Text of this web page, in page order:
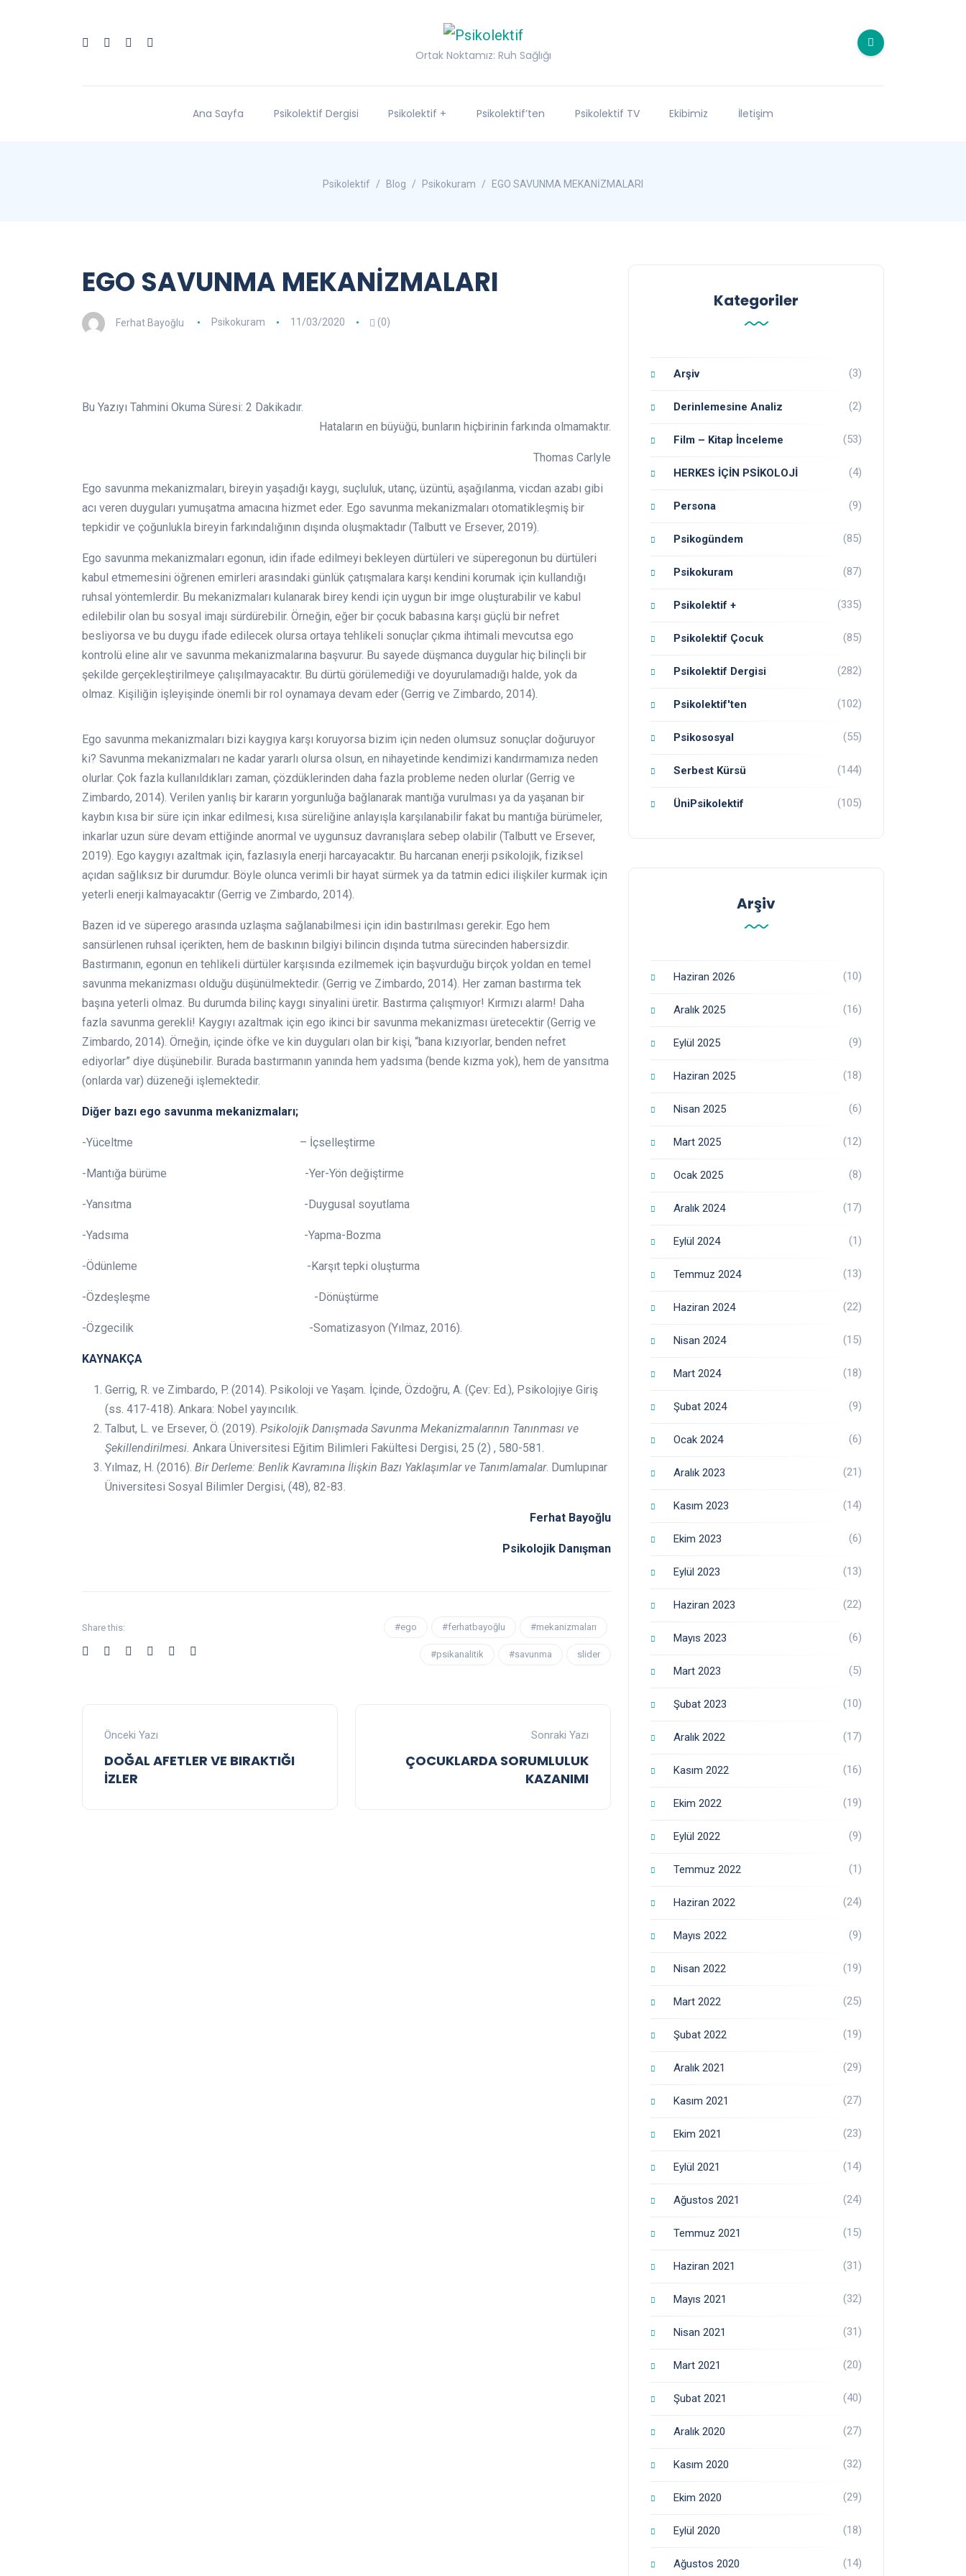
Ortak Noktamız: Ruh Sağlığı
Ana Sayfa Psikolektif Dergisi Psikolektif + Psikolektif’ten Psikolektif TV Ekibimiz İletişim
Psikolektif Blog Psikokuram EGO SAVUNMA MEKANİZMALARI
EGO SAVUNMA MEKANİZMALARI
Ferhat Bayoğlu Psikokuram 11/03/2020 (0)
Bu Yazıyı Tahmini Okuma Süresi: 2 Dakikadır.
Hataların en büyüğü, bunların hiçbirinin farkında olmamaktır.
Thomas Carlyle
Ego savunma mekanizmaları, bireyin yaşadığı kaygı, suçluluk, utanç, üzüntü, aşağılanma, vicdan azabı gibi
acı veren duyguları yumuşatma amacına hizmet eder. Ego savunma mekanizmaları otomatikleşmiş bir
tepkidir ve çoğunlukla bireyin farkındalığının dışında oluşmaktadır (Talbutt ve Ersever, 2019).
Ego savunma mekanizmaları egonun, idin ifade edilmeyi bekleyen dürtüleri ve süperegonun bu dürtüleri
kabul etmemesini öğrenen emirleri arasındaki günlük çatışmalara karşı kendini korumak için kullandığı
ruhsal yöntemlerdir. Bu mekanizmaları kulanarak birey kendi için uygun bir imge oluşturabilir ve kabul
edilebilir olan bu sosyal imajı sürdürebilir. Örneğin, eğer bir çocuk babasına karşı güçlü bir nefret
besliyorsa ve bu duygu ifade edilecek olursa ortaya tehlikeli sonuçlar çıkma ihtimali mevcutsa ego
kontrolü eline alır ve savunma mekanizmalarına başvurur. Bu sayede düşmanca duygular hiç bilinçli bir
şekilde gerçekleştirilmeye çalışılmayacaktır. Bu dürtü görülemediği ve doyurulamadığı halde, yok da
olmaz. Kişiliğin işleyişinde önemli bir rol oynamaya devam eder (Gerrig ve Zimbardo, 2014).
Ego savunma mekanizmaları bizi kaygıya karşı koruyorsa bizim için neden olumsuz sonuçlar doğuruyor
ki? Savunma mekanizmaları ne kadar yararlı olursa olsun, en nihayetinde kendimizi kandırmamıza neden
olurlar. Çok fazla kullanıldıkları zaman, çözdüklerinden daha fazla probleme neden olurlar (Gerrig ve
Zimbardo, 2014). Verilen yanlış bir kararın yorgunluğa bağlanarak mantığa vurulması ya da yaşanan bir
kaybın kısa bir süre için inkar edilmesi, kısa süreliğine anlayışla karşılanabilir fakat bu mantığa bürümeler,
inkarlar uzun süre devam ettiğinde anormal ve uygunsuz davranışlara sebep olabilir (Talbutt ve Ersever,
2019). Ego kaygıyı azaltmak için, fazlasıyla enerji harcayacaktır. Bu harcanan enerji psikolojik, fiziksel
açıdan sağlıksız bir durumdur. Böyle olunca verimli bir hayat sürmek ya da tatmin edici ilişkiler kurmak için
yeterli enerji kalmayacaktır (Gerrig ve Zimbardo, 2014).
Bazen id ve süperego arasında uzlaşma sağlanabilmesi için idin bastırılması gerekir. Ego hem
sansürlenen ruhsal içerikten, hem de baskının bilgiyi bilincin dışında tutma sürecinden habersizdir.
Bastırmanın, egonun en tehlikeli dürtüler karşısında ezilmemek için başvurduğu birçok yoldan en temel
savunma mekanizması olduğu düşünülmektedir. (Gerrig ve Zimbardo, 2014). Her zaman bastırma tek
başına yeterli olmaz. Bu durumda bilinç kaygı sinyalini üretir. Bastırma çalışmıyor! Kırmızı alarm! Daha
fazla savunma gerekli! Kaygıyı azaltmak için ego ikinci bir savunma mekanizması üretecektir (Gerrig ve
Zimbardo, 2014). Örneğin, içinde öfke ve kin duyguları olan bir kişi, “bana kızıyorlar, benden nefret
ediyorlar” diye düşünebilir. Burada bastırmanın yanında hem yadsıma (bende kızma yok), hem de yansıtma
(onlarda var) düzeneği işlemektedir.
Diğer bazı ego savunma mekanizmaları;
-Yüceltme – İçselleştirme
-Mantığa bürüme -Yer-Yön değiştirme
-Yansıtma -Duygusal soyutlama
-Yadsıma -Yapma-Bozma
-Ödünleme -Karşıt tepki oluşturma
-Özdeşleşme -Dönüştürme
-Özgecilik -Somatizasyon (Yılmaz, 2016).
KAYNAKÇA
Gerrig, R. ve Zimbardo, P. (2014). Psikoloji ve Yaşam İçinde, Özdoğru, A. (Çev: Ed.), Psikolojiye Giriş
(ss. 417-418). Ankara: Nobel yayıncılık.
Talbut, L. ve Ersever, Ö. (2019). Psikolojik Danışmada Savunma Mekanizmalarının Tanınması ve
Şekillendirilmesi. Ankara Üniversitesi Eğitim Bilimleri Fakültesi Dergisi, 25 (2) , 580-581.
Yılmaz, H. (2016). Bir Derleme: Benlik Kavramına İlişkin Bazı Yaklaşımlar ve Tanımlamalar. Dumlupınar
Üniversitesi Sosyal Bilimler Dergisi, (48), 82-83.
Ferhat Bayoğlu
Psikolojik Danışman
Share this: #ego #ferhatbayoğlu #mekanizmaları
#psikanalitik #savunma slider
Önceki Yazı
DOĞAL AFETLER VE BIRAKTIĞI
İZLER
Sonraki Yazı
ÇOCUKLARDA SORUMLULUK
KAZANIMI
Kategoriler
Arşiv (3)
Derinlemesine Analiz (2)
Film – Kitap İnceleme (53)
HERKES İÇİN PSİKOLOJİ (4)
Persona (9)
Psikogündem (85)
Psikokuram (87)
Psikolektif + (335)
Psikolektif Çocuk (85)
Psikolektif Dergisi (282)
Psikolektif'ten (102)
Psikososyal (55)
Serbest Kürsü (144)
ÜniPsikolektif (105)
Arşiv
Haziran 2026 (10)
Aralık 2025 (16)
Eylül 2025 (9)
Haziran 2025 (18)
Nisan 2025 (6)
Mart 2025 (12)
Ocak 2025 (8)
Aralık 2024 (17)
Eylül 2024 (1)
Temmuz 2024 (13)
Haziran 2024 (22)
Nisan 2024 (15)
Mart 2024 (18)
Şubat 2024 (9)
Ocak 2024 (6)
Aralık 2023 (21)
Kasım 2023 (14)
Ekim 2023 (6)
Eylül 2023 (13)
Haziran 2023 (22)
Mayıs 2023 (6)
Mart 2023 (5)
Şubat 2023 (10)
Aralık 2022 (17)
Kasım 2022 (16)
Ekim 2022 (19)
Eylül 2022 (9)
Temmuz 2022 (1)
Haziran 2022 (24)
Mayıs 2022 (9)
Nisan 2022 (19)
Mart 2022 (25)
Şubat 2022 (19)
Aralık 2021 (29)
Kasım 2021 (27)
Ekim 2021 (23)
Eylül 2021 (14)
Ağustos 2021 (24)
Temmuz 2021 (15)
Haziran 2021 (31)
Mayıs 2021 (32)
Nisan 2021 (31)
Mart 2021 (20)
Şubat 2021 (40)
Aralık 2020 (27)
Kasım 2020 (32)
Ekim 2020 (29)
Eylül 2020 (18)
Ağustos 2020 (14)